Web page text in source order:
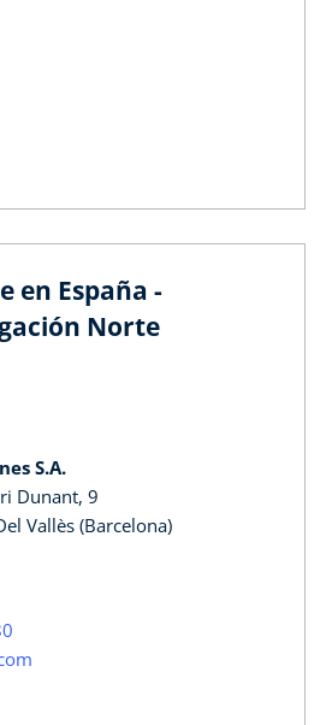
en España -
Norte
S.A.
Dunant, 9
Vallès (Barcelona)